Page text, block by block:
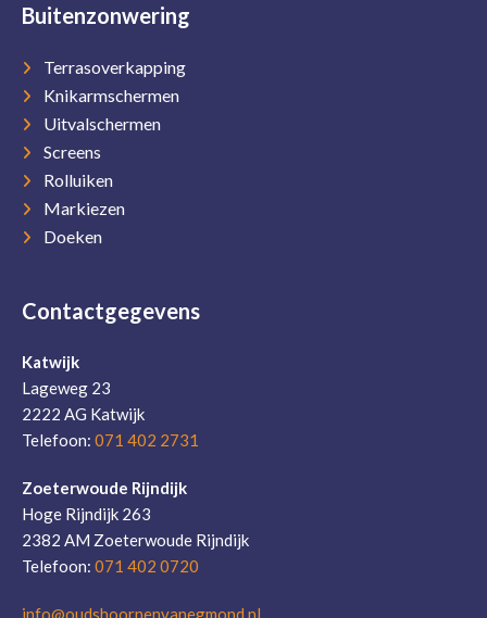
Buitenzonwering
Terrasoverkapping
Knikarmschermen
Uitvalschermen
Screens
Rolluiken
Markiezen
Doeken
Contactgegevens
Katwijk
Lageweg 23
2222 AG Katwijk
Telefoon: 071 402 2731
Zoeterwoude Rijndijk
Hoge Rijndijk 263
2382 AM Zoeterwoude Rijndijk
Telefoon: 071 402 0720
info@oudshoornenvanegmond.nl